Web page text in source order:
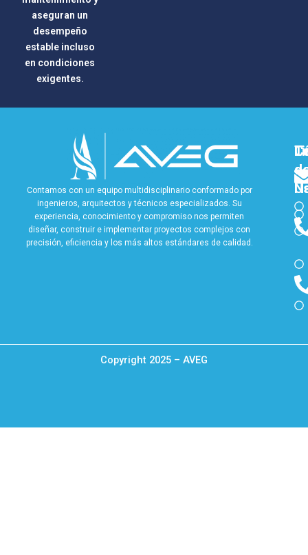
aseguran un
desempeño
estable incluso
en condiciones
exigentes.
Contamos con un equipo multidisciplinario conformado por
ingenieros, arquitectos y técnicos especializados. Su
experiencia, conocimiento y compromiso nos permiten
diseñar, construir e implementar proyectos complejos con
precisión, eficiencia y los más altos estándares de calidad.
Copyright 2025 – AVEG